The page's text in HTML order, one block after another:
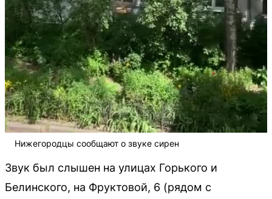
Нижегородцы сообщают о звуке сирен
Звук был слышен на улицах Горького и
Белинского, на Фруктовой, 6 (рядом с